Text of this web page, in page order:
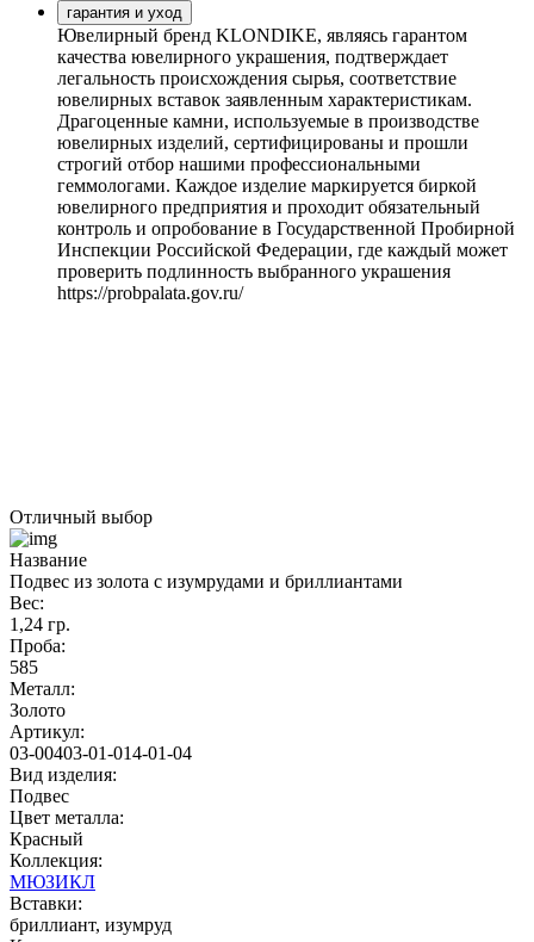
гарантия и уход
Ювелирный бренд KLONDIKE, являясь гарантом
качества ювелирного украшения, подтверждает
легальность происхождения сырья, соответствие
ювелирных вставок заявленным характеристикам.
Драгоценные камни, используемые в производстве
ювелирных изделий, сертифицированы и прошли
строгий отбор нашими профессиональными
геммологами. Каждое изделие маркируется биркой
ювелирного предприятия и проходит обязательный
контроль и опробование в Государственной Пробирной
Инспекции Российской Федерации, где каждый может
проверить подлинность выбранного украшения
https://probpalata.gov.ru/
Отличный выбор
Название
Подвес из золота с изумрудами и бриллиантами
Вес:
1,24 гр.
Проба:
585
Металл:
Золото
Артикул:
03-00403-01-014-01-04
Вид изделия:
Подвес
Цвет металла:
Красный
Коллекция:
МЮЗИКЛ
Вставки:
бриллиант, изумруд